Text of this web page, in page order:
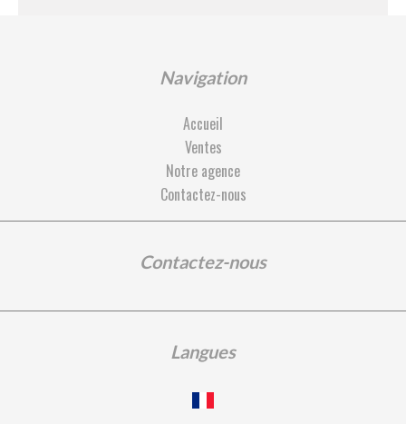
Navigation
Accueil
Ventes
Notre agence
Contactez-nous
Contactez-nous
Langues